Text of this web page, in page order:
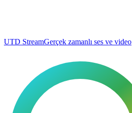
UTD StreamGerçek zamanlı ses ve video